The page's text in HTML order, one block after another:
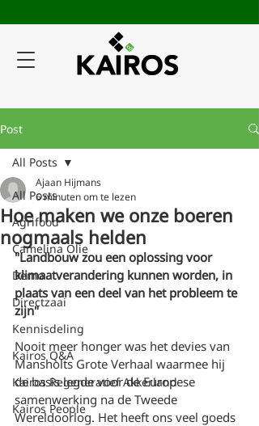
Post
All Posts
Agrifood
Camelina Olie
Demo
Directzaai
Kennisdeling
Kairos Q&A
Kairos Regeneratief Akkerland
Kairos People
All Posts
Hoe maken we onze boeren
nogmaals helden
Ajaan Hijmans
6 minuten om te lezen
"Landbouw zou een oplossing voor
klimaatverandering kunnen worden, in
plaats van een deel van het probleem te
zijn"
Nooit meer honger was het devies van
Mansholts Grote Verhaal waarmee hij
de basis legde voor de Europese
samenwerking na de Tweede
Wereldoorlog. Het heeft ons veel goeds